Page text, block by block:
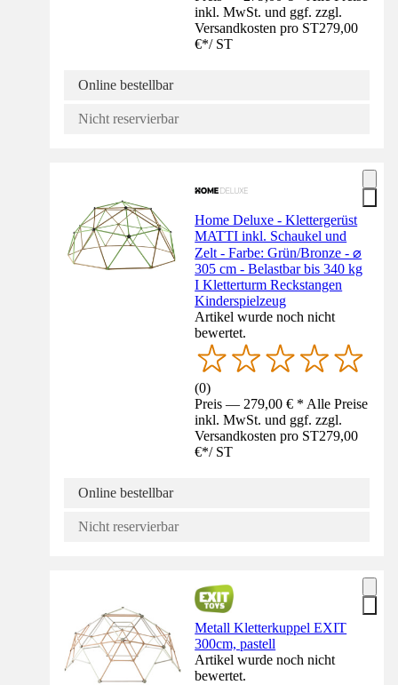
inkl. MwSt. und ggf. zzgl.
Versandkosten pro ST279,00
€*/ ST
Online bestellbar
Nicht reservierbar
Home Deluxe - Klettergerüst
MATTI inkl. Schaukel und
Zelt - Farbe: Grün/Bronze - ⌀
305 cm - Belastbar bis 340 kg
I Kletterturm Reckstangen
Kinderspielzeug
Artikel wurde noch nicht
bewertet.
(0)
Preis — 279,00 € * Alle Preise
inkl. MwSt. und ggf. zzgl.
Versandkosten pro ST279,00
€*/ ST
Online bestellbar
Nicht reservierbar
Metall Kletterkuppel EXIT
300cm, pastell
Artikel wurde noch nicht
bewertet.